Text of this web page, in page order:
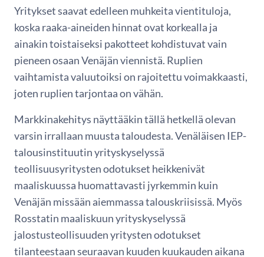
Yritykset saavat edelleen muhkeita vientituloja,
koska raaka-aineiden hinnat ovat korkealla ja
ainakin toistaiseksi pakotteet kohdistuvat vain
pieneen osaan Venäjän viennistä. Ruplien
vaihtamista valuutoiksi on rajoitettu voimakkaasti,
joten ruplien tarjontaa on vähän.
Markkinakehitys näyttääkin tällä hetkellä olevan
varsin irrallaan muusta taloudesta. Venäläisen IEP-
talousinstituutin yrityskyselyssä
teollisuusyritysten odotukset heikkenivät
maaliskuussa huomattavasti jyrkemmin kuin
Venäjän missään aiemmassa talouskriisissä. Myös
Rosstatin maaliskuun yrityskyselyssä
jalostusteollisuuden yritysten odotukset
tilanteestaan seuraavan kuuden kuukauden aikana